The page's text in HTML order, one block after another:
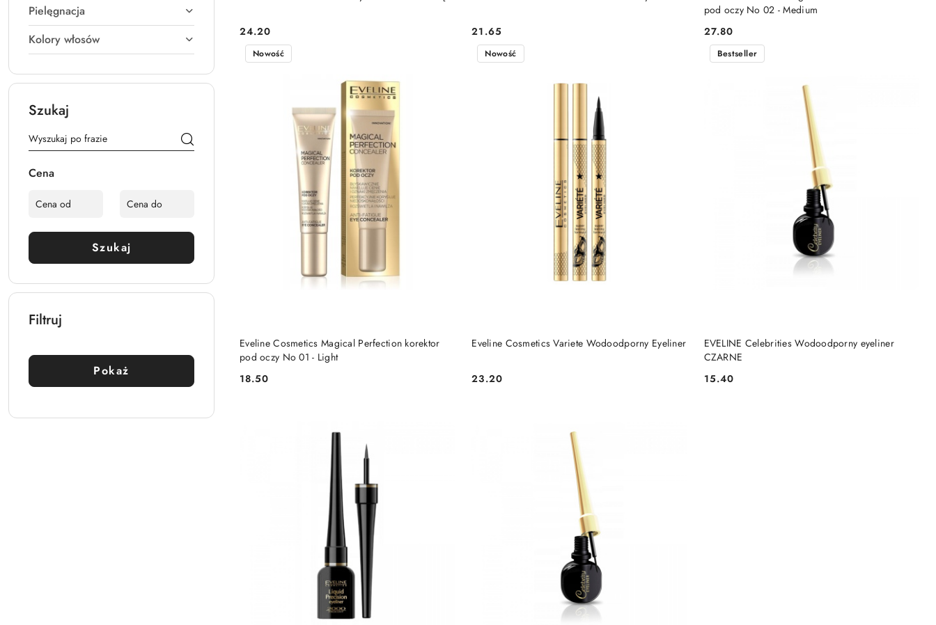
Pielęgnacja
Kolory włosów
Szukaj
Cena
Szukaj
Filtruj
Pokaż
Cena:
24.20 Cena:
21.65
pod oczy No 02 - Medium
Cena:
27.80
Eveline Cosmetics Magical Perfection korektor
pod oczy No 01 - Light
Cena:
18.50
Nowość
DO KOSZYKA Eveline Cosmetics Variete Wodoodporny Eyeliner
Cena:
23.20
Nowość
DO KOSZYKA
EVELINE Celebrities Wodoodporny eyeliner
CZARNE
Cena:
15.40
Bestseller
DO KOSZYKA